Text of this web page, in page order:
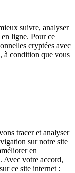
suivre, analyser
ligne. Pour ce
cryptées avec
à condition que vous
tracer et analyser
sur notre site
en
Avec votre accord,
ce site internet :